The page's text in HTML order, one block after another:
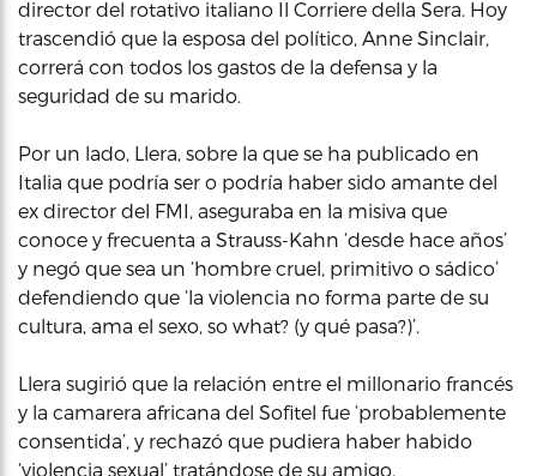
director del rotativo italiano Il Corriere della Sera. Hoy
trascendió que la esposa del político, Anne Sinclair,
correrá con todos los gastos de la defensa y la
seguridad de su marido.
Por un lado, Llera, sobre la que se ha publicado en
Italia que podría ser o podría haber sido amante del
ex director del FMI, aseguraba en la misiva que
conoce y frecuenta a Strauss-Kahn ‘desde hace años’
y negó que sea un ‘hombre cruel, primitivo o sádico’
defendiendo que ‘la violencia no forma parte de su
cultura, ama el sexo, so what? (y qué pasa?)’.
Llera sugirió que la relación entre el millonario francés
y la camarera africana del Sofitel fue ‘probablemente
consentida’, y rechazó que pudiera haber habido
‘violencia sexual’ tratándose de su amigo.